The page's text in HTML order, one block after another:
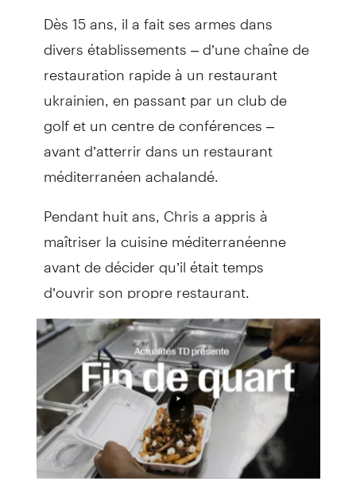
Dès 15 ans, il a fait ses armes dans
divers établissements – d’une chaîne de
restauration rapide à un restaurant
ukrainien, en passant par un club de
golf et un centre de conférences –
avant d’atterrir dans un restaurant
méditerranéen achalandé.
Pendant huit ans, Chris a appris à
maîtriser la cuisine méditerranéenne
avant de décider qu’il était temps
d’ouvrir son propre restaurant.